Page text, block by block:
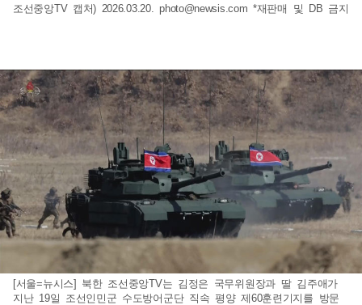
조선중앙TV 캡처) 2026.03.20.photo@newsis.com *재판매 및 DB 금지
[서울=뉴시스] 북한 조선중앙TV는 김정은 국무위원장과 딸 김주애가
지난 19일 조선인민군 수도방어군단 직속 평양 제60훈련기지를 방문